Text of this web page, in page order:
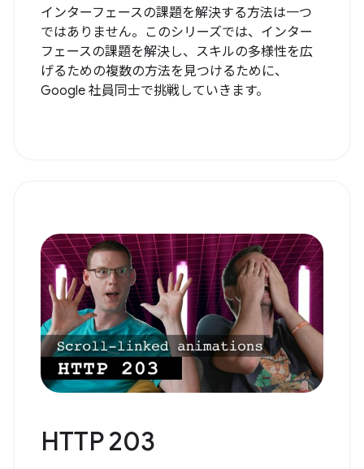
インターフェースの課題を解決する方法は一つ
ではありません。このシリーズでは、インター
フェースの課題を解決し、スキルの多様性を広
げるための複数の方法を見つけるために、
Google 社員同士で挑戦していきます。
HTTP 203